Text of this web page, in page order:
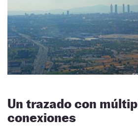
Un trazado con
conexiones